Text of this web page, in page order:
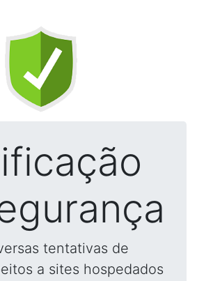
tentativas de
a sites hospedados